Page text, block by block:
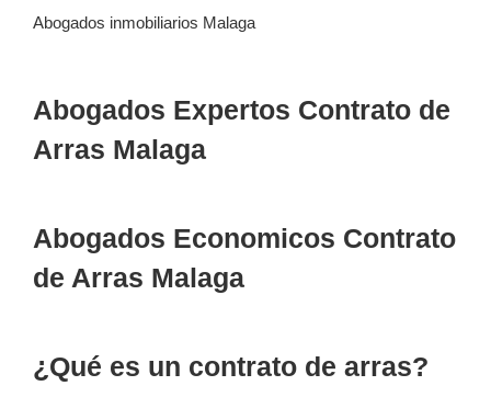
Abogados inmobiliarios Malaga
Abogados Expertos Contrato de
Arras Malaga
Abogados Economicos Contrato
de Arras Malaga
¿Qué es un contrato de arras?